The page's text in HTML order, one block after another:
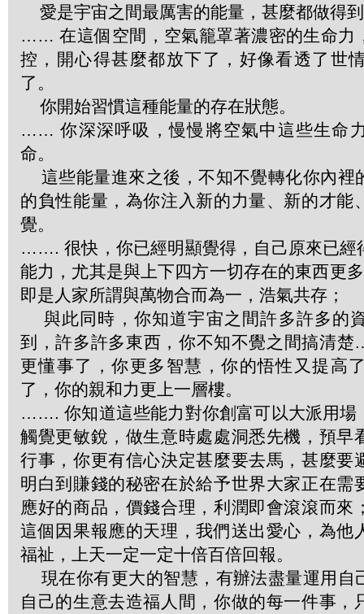
愛是宇宙之間最厲害的能量，甚麼都做得
…… 在這個空間，空氣籠罩著濃密的生命力
控，開心得甚麼都放下了，好像看透了世
了。
你開始習慣這種能量的存在狀態。
…… 你深深呼吸，慢慢將空氣中這些生命
命。
這些能量進來之後，不知不覺轉化你內裡
的負性能量，為你注入新的力量、新的才能
覺。
……. 很快，你已經明顯覺得，自己原來已經
能力，尤其是與上下四方一切存在的東西更
即是人家所謂與萬物合而為一，浩氣共存；
與此同時，你知道宇宙之間許多許多的
到，許多許多東西，你不知不覺之間搞清
更懂事了，你更多智慧，你的悟性又提高
了，你的親和力更上一層樓。
……. 你知道這些能力對你創富可以大派用場
觸覺更敏銳，做生意時處處洞悉先機，預早
行事，你更有信心決定甚麼要去馬，甚麼要
明白到賺錢的秘密在於給予世界大家正在需
應好的商品，價錢合理，利潤即會滾滾而來
這個因果報應的天理，我們送出愛心，為他
福祉，上天一定一定十倍百倍回報。
現在你有更大的智慧，有辦法盡量運用自
自己的生意去造福人間，你做的每一件事，